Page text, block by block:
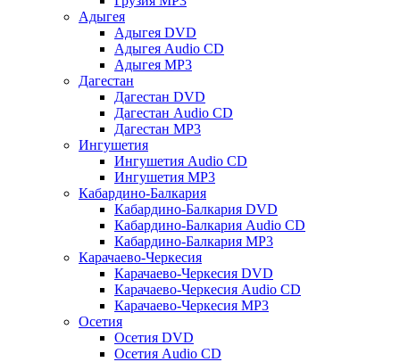
Адыгея
Адыгея DVD
Адыгея Audio CD
Адыгея MP3
Дагестан
Дагестан DVD
Дагестан Audio CD
Дагестан MP3
Ингушетия
Ингушетия Audio CD
Ингушетия MP3
Кабардино-Балкария
Кабардино-Балкария DVD
Кабардино-Балкария Audio CD
Кабардино-Балкария MP3
Карачаево-Черкесия
Карачаево-Черкесия DVD
Карачаево-Черкесия Audio CD
Карачаево-Черкесия MP3
Осетия
Осетия DVD
Осетия Audio CD